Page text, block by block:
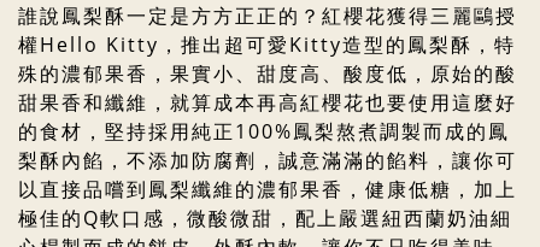
誰說鳳梨酥一定是方方正正的？紅櫻花獲得三麗鷗授
權Hello Kitty，推出超可愛Kitty造型的鳳梨酥， 特
殊的濃郁果香，果實小、甜度高、酸度低，原始的酸
甜果香和纖維，就算成本再高紅櫻花也要使用這麼好
的食材，堅持採用純正100%鳳梨熬煮調製而成的鳳
梨酥內餡，不添加防腐劑，誠意滿滿的餡料，讓你可
以直接品嚐到鳳梨纖維的濃郁果香，健康低糖，加上
極佳的Q軟口感，微酸微甜，配上嚴選紐西蘭奶油細